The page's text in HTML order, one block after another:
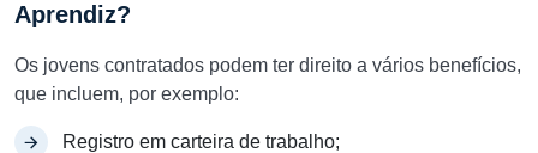
Aprendiz?
Os jovens contratados podem ter direito a vários benefícios,
que incluem, por exemplo:
Registro em carteira de trabalho;